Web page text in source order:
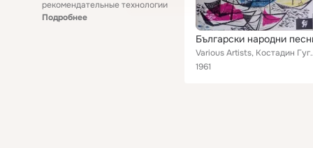
рекомендательные технологии
Подробнее
Български народни
Various Artists, Костадин Гугов, Илия
1961